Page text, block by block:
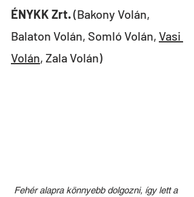
ÉNYKK Zrt. (Bakony Volán,
Balaton Volán, Somló Volán, Vasi
Volán, Zala Volán)
Fehér alapra könnyebb dolgozni, így lett a